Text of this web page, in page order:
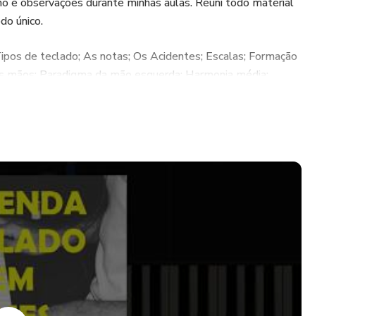
único.
de teclado; As notas; Os Acidentes; Escalas; Formação
Paradigma da mão esquerda; Harmonia média;